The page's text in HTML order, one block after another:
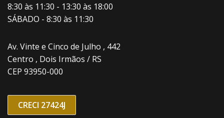
8:30 às 11:30 - 13:30 às 18:00
SÁBADO - 8:30 às 11:30
Av. Vinte e Cinco de Julho , 442
Centro , Dois Irmãos / RS
CEP 93950-000
CRECI 27424J